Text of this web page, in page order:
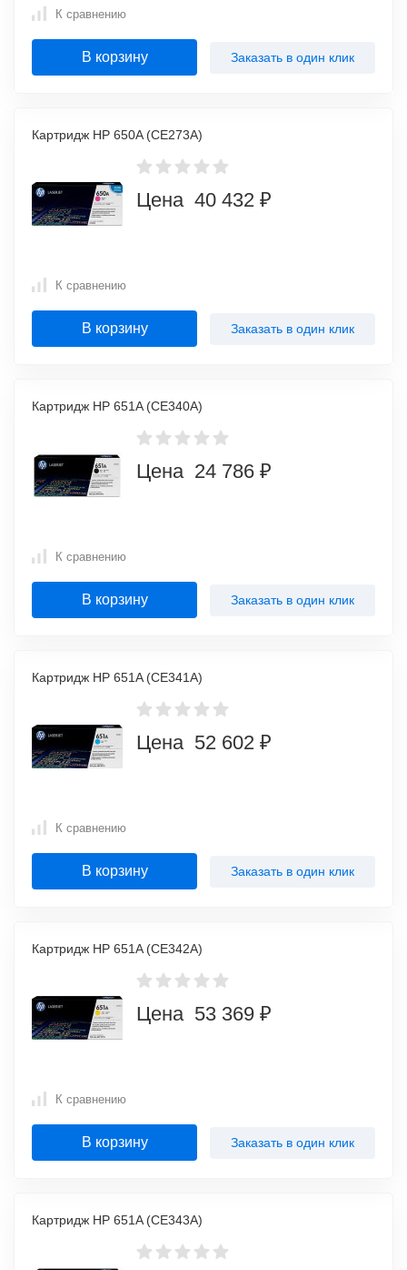
К сравнению
В корзину Заказать в один клик
Картридж HP 650A (CE273A)
Цена 40 432 ₽
К сравнению
В корзину Заказать в один клик
Картридж HP 651A (CE340A)
Цена 24 786 ₽
К сравнению
В корзину Заказать в один клик
Картридж HP 651A (CE341A)
Цена 52 602 ₽
К сравнению
В корзину Заказать в один клик
Картридж HP 651A (CE342A)
Цена 53 369 ₽
К сравнению
В корзину Заказать в один клик
Картридж HP 651A (CE343A)